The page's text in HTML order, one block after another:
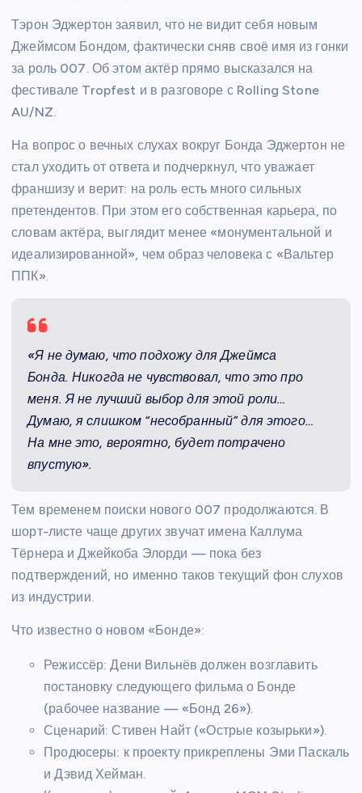
Тэрон Эджертон заявил, что не видит себя новым
Джеймсом Бондом, фактически сняв своё имя из гонки
за роль 007. Об этом актёр прямо высказался на
фестивале Tropfest и в разговоре с Rolling Stone
AU/NZ.
На вопрос о вечных слухах вокруг Бонда Эджертон не
стал уходить от ответа и подчеркнул, что уважает
франшизу и верит: на роль есть много сильных
претендентов. При этом его собственная карьера, по
словам актёра, выглядит менее «монументальной и
идеализированной», чем образ человека с «Вальтер
ППК».
«Я не думаю, что подхожу для Джеймса
Бонда. Никогда не чувствовал, что это про
меня. Я не лучший выбор для этой роли…
Думаю, я слишком “несобранный” для этого…
На мне это, вероятно, будет потрачено
впустую».
Тем временем поиски нового 007 продолжаются. В
шорт-листе чаще других звучат имена Каллума
Тёрнера и Джейкоба Элорди — пока без
подтверждений, но именно таков текущий фон слухов
из индустрии.
Что известно о новом «Бонде»:
Режиссёр: Дени Вильнёв должен возглавить
постановку следующего фильма о Бонде
(рабочее название — «Бонд 26»).
Сценарий: Стивен Найт («Острые козырьки»).
Продюсеры: к проекту прикреплены Эми Паскаль
и Дэвид Хейман.